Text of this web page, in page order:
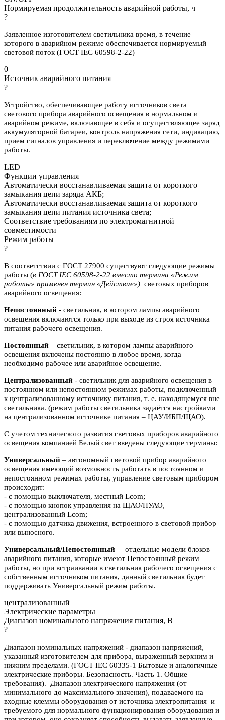
Нормируемая продолжительность аварийной работы, ч
?
Заявленное изготовителем светильника время, в течение
которого в аварийном режиме обеспечивается нормируемый
световой поток (ГОСТ IEC 60598-2-22)
0
Источник аварийного питания
?
Устройство, обеспечивающее работу источников света
светового прибора аварийного освещения в нормальном и
аварийном режиме, включающее в себя и осуществляющее заряд
аккумуляторной батареи, контроль напряжения сети, индикацию,
прием сигналов управления и переключение между режимами
работы.
LED
Функции управления
Автоматически восстанавливаемая защита от короткого
замыкания цепи заряда АКБ;
Автоматически восстанавливаемая защита от короткого
замыкания цепи питания источника света;
Соответствие требованиям по электромагнитной
совместимости
Режим работы
?
В соответствии с ГОСТ 27900 существуют следующие режимы
работы (в ГОСТ IEC 60598-2-22 вместо термина «Режим
работы» применен термин «Действие») световых приборов
аварийного освещения:
Непостоянный - светильник, в котором лампы аварийного
освещения включаются только при выходе из строя источника
питания рабочего освещения.
Постоянный – светильник, в котором лампы аварийного
освещения включены постоянно в любое время, когда
необходимо рабочее или аварийное освещение.
Централизованный - светильник для аварийного освещения в
постоянном или непостоянном режимах работы, подключенный
к централизованному источнику питания, т. е. находящемуся вне
светильника. (режим работы светильника задаётся настройками
на централизованном источнике питания – ЦАУ/ИБП/ЩАО).
С учетом технического развития световых приборов аварийного
освещения компанией Белый свет введены следующие термины:
Универсальный – автономный световой прибор аварийного
освещения имеющий возможность работать в постоянном и
непостоянном режимах работы, управление световым прибором
происходит:
- с помощью выключателя, местный Lcom;
- с помощью кнопок управления на ЩАО/ПУАО,
централизованный Lcom;
- с помощью датчика движения, встроенного в световой прибор
или выносного.
Универсальный/Непостоянный – отдельные модели блоков
аварийного питания, которые имеют Непостоянный режим
работы, но при встраивании в светильник рабочего освещения с
собственным источником питания, данный светильник будет
поддерживать Универсальный режим работы.
централизованный
Электрические параметры
Диапазон номинального напряжения питания, В
?
Диапазон номинальных напряжений - диапазон напряжений,
указанный изготовителем для прибора, выраженный верхним и
нижним пределами. (ГОСТ IEC 60335-1 Бытовые и аналогичные
электрические приборы. Безопасность. Часть 1. Общие
требования). Диапазон электрического напряжения (от
минимального до максимального значения), подаваемого на
входные клеммы оборудования от источника электропитания и
требуемого для нормального функционирования оборудования и